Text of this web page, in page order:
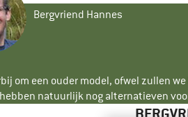
Bergvriend Hannes
om een ouder model, ofwel zullen
natuurlijk nog alternatieven